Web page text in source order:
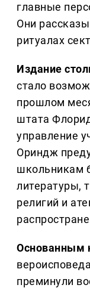
главные
Они
ритуалах
Издание
стало
прошлом
штата
управление
Ориндж
школьникам
литературы,
религий и
Основанным
преминули